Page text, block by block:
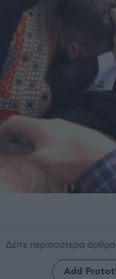
Δείτε περισσότερα
Add